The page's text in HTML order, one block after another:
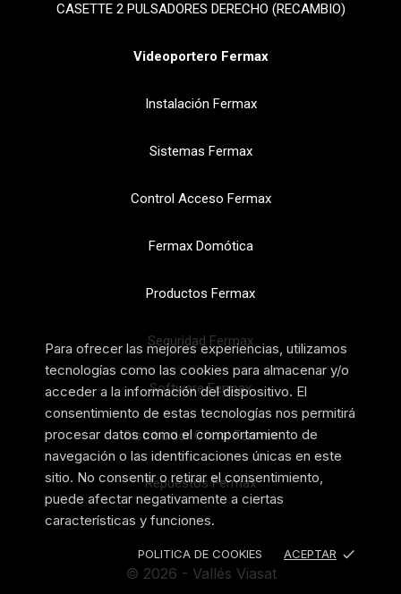
Para ofrecer las mejores experiencias, utilizamos
tecnologías como las cookies para almacenar y/o
acceder a la información del dispositivo. El
consentimiento de estas tecnologías nos permitirá
procesar datos como el comportamiento de
navegación o las identificaciones únicas en este
sitio. No consentir o retirar el consentimiento,
puede afectar negativamente a ciertas
características y funciones.
POLITICA DE COOKIES ACEPTAR done
CASETTE 2 PULSADORES DERECHO (RECAMBIO)
Videoportero Fermax
Instalación Fermax
Sistemas Fermax
Control Acceso Fermax
Fermax Domótica
Productos Fermax
Seguridad Fermax
Software Fermax
Distribuidor Oficial Fermax
Repuestos Fermax
© 2026 - Vallés Viasat